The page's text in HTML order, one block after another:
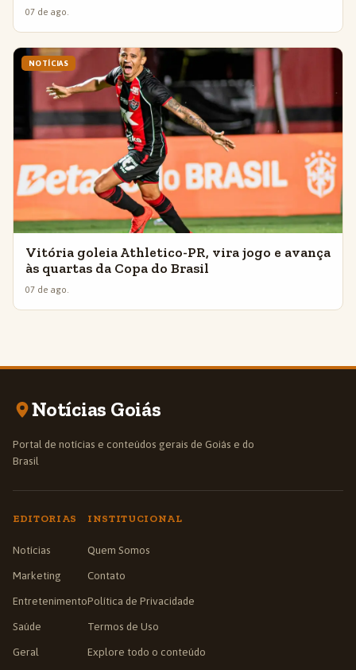
07 de ago.
NOTÍCIAS
Vitória goleia Athletico-PR, vira jogo e avança
às quartas da Copa do Brasil
07 de ago.
Notícias Goiás
Portal de notícias e conteúdos gerais de Goiás e do
Brasil
EDITORIAS
Notícias
Marketing
Entretenimento
Saúde
Geral
INSTITUCIONAL
Quem Somos
Contato
Política de Privacidade
Termos de Uso
Explore todo o conteúdo